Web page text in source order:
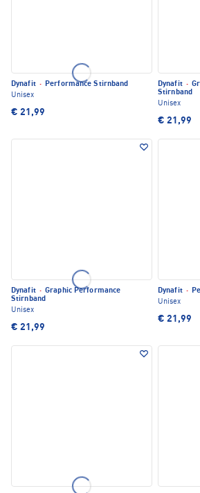
Dynafit · Performance Stirnband
Unisex
€ 21,99
Dynafit ·
Stirnband
Unisex
€ 21,99
Dynafit · Graphic Performance
Stirnband
Unisex
€ 21,99
Dynafit ·
Unisex
€ 21,99